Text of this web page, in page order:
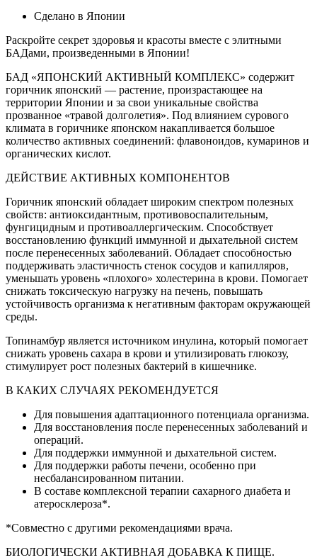
Сделано в Японии
Раскройте секрет здоровья и красоты вместе с элитными
БАДами, произведенными в Японии!
БАД «ЯПОНСКИЙ АКТИВНЫЙ КОМПЛЕКС» содержит
горичник японский — растение, произрастающее на
территории Японии и за свои уникальные свойства
прозванное «травой долголетия». Под влиянием сурового
климата в горичнике японском накапливается большое
количество активных соединений: флавоноидов, кумаринов и
органических кислот.
ДЕЙСТВИЕ АКТИВНЫХ КОМПОНЕНТОВ
Горичник японский обладает широким спектром полезных
свойств: антиоксидантным, противовоспалительным,
фунгицидным и противоаллергическим. Способствует
восстановлению функций иммунной и дыхательной систем
после перенесенных заболеваний. Обладает способностью
поддерживать эластичность стенок сосудов и капилляров,
уменьшать уровень «плохого» холестерина в крови. Помогает
снижать токсическую нагрузку на печень, повышать
устойчивость организма к негативным факторам окружающей
среды.
Топинамбур является источником инулина, который помогает
снижать уровень сахара в крови и утилизировать глюкозу,
стимулирует рост полезных бактерий в кишечнике.
В КАКИХ СЛУЧАЯХ РЕКОМЕНДУЕТСЯ
Для повышения адаптационного потенциала организма.
Для восстановления после перенесенных заболеваний и
операций.
Для поддержки иммунной и дыхательной систем.
Для поддержки работы печени, особенно при
несбалансированном питании.
В составе комплексной терапии сахарного диабета и
атеросклероза*.
*Совместно с другими рекомендациями врача.
БИОЛОГИЧЕСКИ АКТИВНАЯ ДОБАВКА К ПИЩЕ.